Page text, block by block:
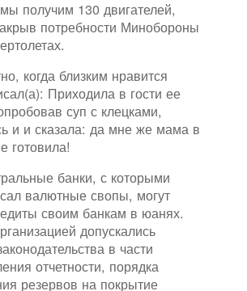
получим 130 двигателей,
потребности Минобороны
когда близким нравится
Приходила в гости ее
суп с клецками,
и и сказала: да мне же мама в
готовила!
банки, с которыми
валютные свопы, могут
своим банкам в юанях.
допускались
в части
отчетности, порядка
резервов на покрытие